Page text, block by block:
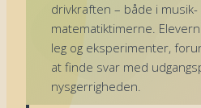
drivkraften – både i musik-
matematiktimerne.
leg og eksperimenter,
at finde svar med
nysgerrigheden.